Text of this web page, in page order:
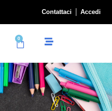
Contattaci Accedi
0